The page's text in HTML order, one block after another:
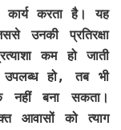
कार्य करता है। यह
उनकी प्रतिरक्षा
कम हो जाती
हो, तब भी
नहीं बना सकता।
आवासों को त्याग